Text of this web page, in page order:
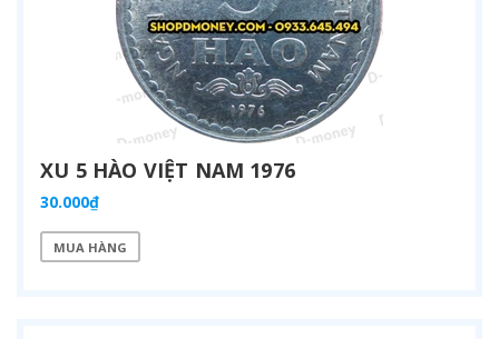
XU 5 HÀO VIỆT NAM 1976
30.000₫
MUA HÀNG